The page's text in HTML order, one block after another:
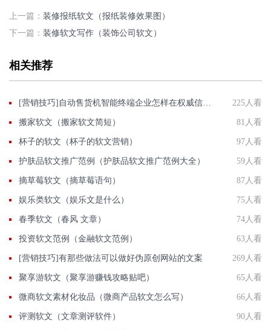
上一篇： 装修报纸软文（报纸装修效果图）
下一篇： 装修软文写作（装饰公司软文）
相关推荐
225人看
搬家软文（搬家软文简短） 81人看
杯子的软文（杯子的软文营销） 97人看
护肤品软文推广范例（护肤品软文推广范例大全） 59人看
摘草莓软文（摘草莓语句） 87人看
娱乐类软文（娱乐文是什么） 75人看
春季软文（春风 文章） 74人看
投资软文范例（金融软文范例） 63人看
[营销技巧]有那些做法可以做好伪原创网站的文案 269人看
聚享游软文（聚享游赚钱攻略贴吧） 65人看
微商软文素材化妆品（微商产品软文怎么写） 66人看
评测软文（文章测评软件） 90人看